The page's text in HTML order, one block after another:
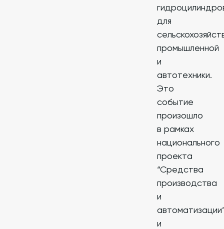
для
промышленной
и
автотехники.
Это
событие
произошло
в рамках
национального
проекта
“Средства
производства
и
и